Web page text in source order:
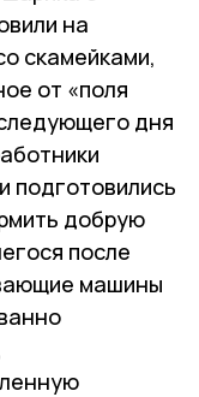
на
скамейками,
от «поля
дня
подготовились
добрую
после
машины